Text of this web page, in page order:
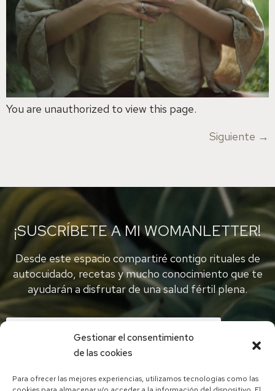
Gestionar el consentimiento
de las cookies
Para ofrecer las mejores experiencias, utilizamos tecnologías como las
You are unauthorized to view this page.
Siguiente →
¡SUSCRÍBETE A MI WOMANLETTER!
Desde este espacio compartiré contigo rituales de
autocuidado, recetas y mucho conocimiento que te
ayudarán a disfrutar de una salud fértil plena.